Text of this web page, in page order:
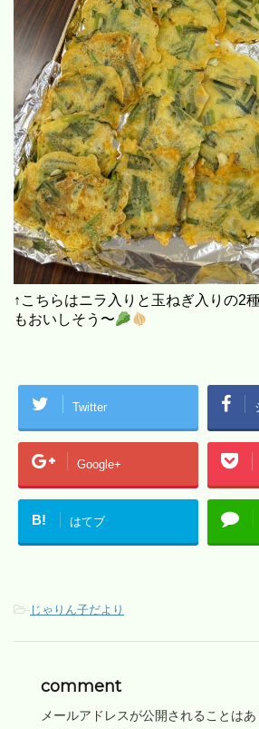
↑こちらはニラ入りと玉ねぎ入りの2
もおいしそう〜
Twitter
Google+
B! はてブ
- じゃりん子だより
comment
メールアドレスが公開されることはあ